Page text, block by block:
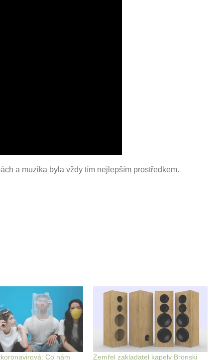
a muzika byla vždy tím nejlepším prostředkem.
Co nám Zemřel zakladatel kapely Bronski